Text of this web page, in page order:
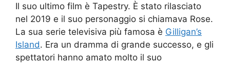
Il suo ultimo film è Tapestry. È stato rilasciato
nel 2019 e il suo personaggio si chiamava Rose.
La sua serie televisiva più famosa è Gilligan’s
Island. Era un dramma di grande successo, e gli
spettatori hanno amato molto il suo